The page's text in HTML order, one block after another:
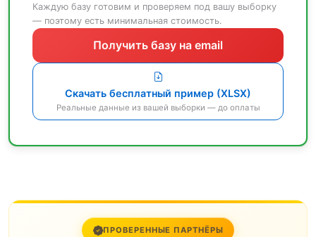
Каждую базу готовим и проверяем под вашу выборку
— поэтому есть минимальная стоимость.
Получить базу на email
Скачать бесплатный пример (XLSX)
Реальные данные из вашей выборки — до оплаты
ПРОВЕРЕННЫЕ ПАРТНЁРЫ